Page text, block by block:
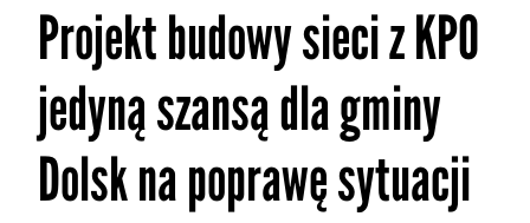
Projekt budowy sieci z KPO
jedyną szansą dla gminy
Dolsk na poprawę sytuacji